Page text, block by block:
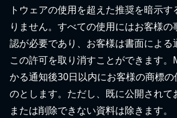
トウェアの使用を超えた推奨を暗示
りません。すべての使用にはお客様
認が必要であり、お客様は書面による
この許可を取り消すことができます
かる通知後30日以内にお客様の商標
のとします。ただし、既に公開されて
または削除できない資料は除きます。